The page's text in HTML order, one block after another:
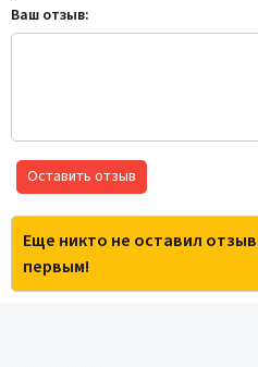
Ваш отзыв:
Оставить отзыв
Еще никто не оставил
первым!